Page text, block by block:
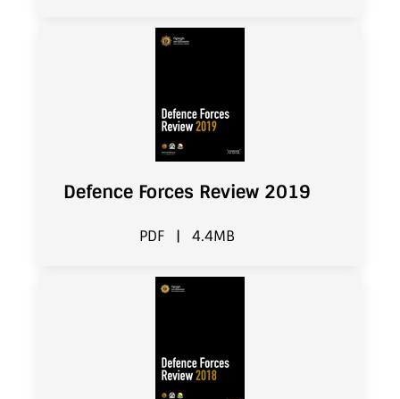
Defence Forces Review 2019
PDF | 4.4MB